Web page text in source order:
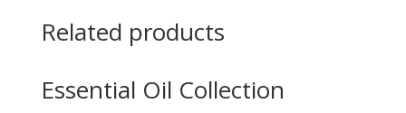
Related products
Essential Oil Collection